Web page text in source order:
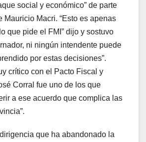
social y económico” de parte
Mauricio Macri. “Esto es apenas
que pide el FMI” dijo y sostuvo
ni ningún intendente puede
por estas decisiones”.
crítico con el Pacto Fiscal y
Corral fue uno de los que
a ese acuerdo que complica las
que ha abandonado la